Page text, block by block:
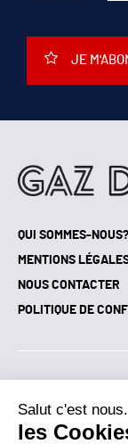
QUI SOMMES-NOUS?
MENTIONS
NOUS CONTACTER
POLITIQUE DE
JE